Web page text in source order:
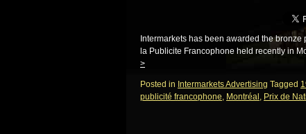
Intermarkets has been awarded the
la Publicite Francophone held recently in
>
Posted in Intermarkets Advertising Tagged
publicité francophone, Montréal , Prix de